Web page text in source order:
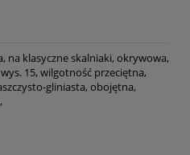
na klasyczne skalniaki, okrywowa,
15, wilgotność przeciętna,
gliniasta, obojętna,